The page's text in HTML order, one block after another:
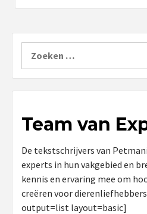
Team van
De tekstschrijvers van
experts in hun vakgebied en
kennis en ervaring mee om
creëren voor
output=list layout=basic]